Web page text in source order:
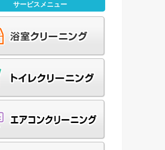
サービスメニュー